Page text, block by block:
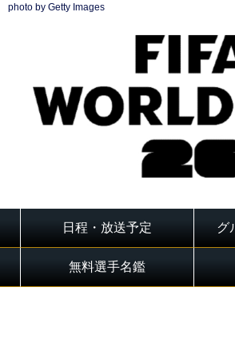
photo by Getty Images
日程・放送予定 グ
無料選手名鑑